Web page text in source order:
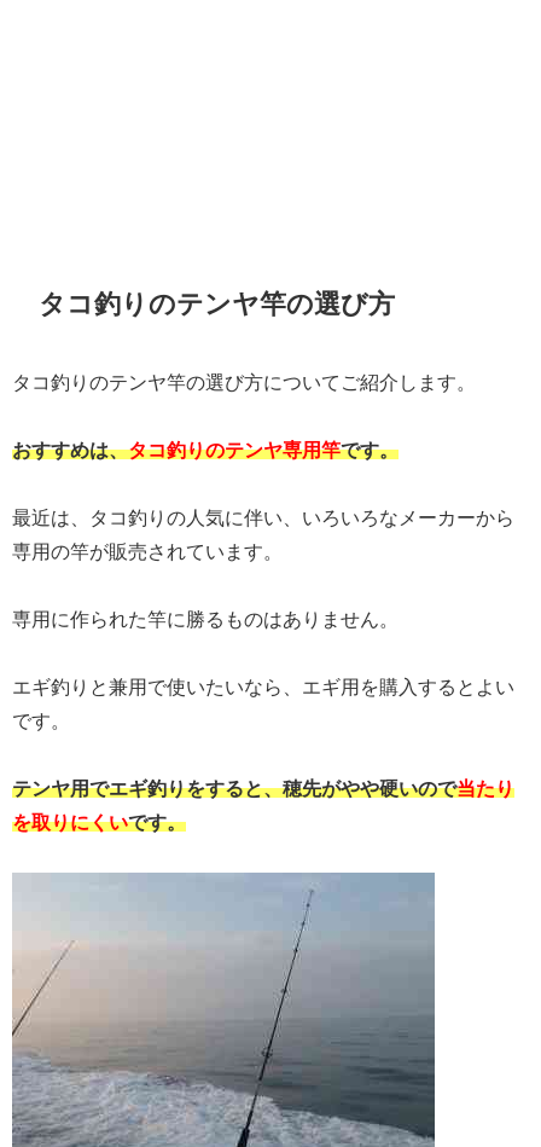
タコ釣りのテンヤ竿の選び方
タコ釣りのテンヤ竿の選び方についてご紹介します。
おすすめは、タコ釣りのテンヤ専用竿です。
最近は、タコ釣りの人気に伴い、いろいろなメーカーから
専用の竿が販売されています。
専用に作られた竿に勝るものはありません。
エギ釣りと兼用で使いたいなら、エギ用を購入するとよい
です。
テンヤ用でエギ釣りをすると、穂先がやや硬いので当たり
を取りにくいです。